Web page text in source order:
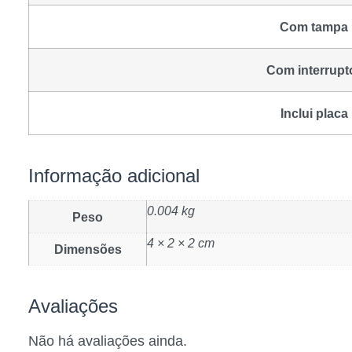
Com tampa
Com
Inclui placa
Informação adicional
Peso 0.004 kg
Dimensões 4 × 2 × 2 cm
Avaliações
Não há avaliações ainda.